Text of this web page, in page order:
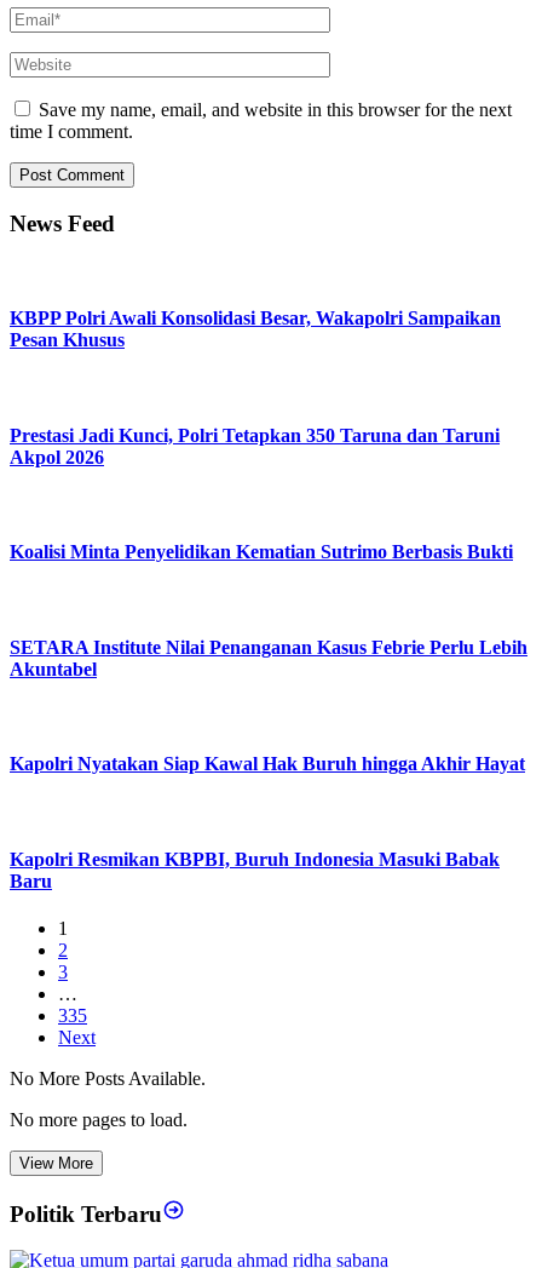
Save my name, email, and website in this browser for the next
time I comment.
News Feed
KBPP Polri Awali Konsolidasi Besar, Wakapolri Sampaikan
Pesan Khusus
Prestasi Jadi Kunci, Polri Tetapkan 350 Taruna dan Taruni
Akpol 2026
Koalisi Minta Penyelidikan Kematian Sutrimo Berbasis Bukti
SETARA Institute Nilai Penanganan Kasus Febrie Perlu Lebih
Akuntabel
Kapolri Nyatakan Siap Kawal Hak Buruh hingga Akhir Hayat
Kapolri Resmikan KBPBI, Buruh Indonesia Masuki Babak
Baru
1
2
3
…
335
Next
No More Posts Available.
No more pages to load.
View More
Politik Terbaru